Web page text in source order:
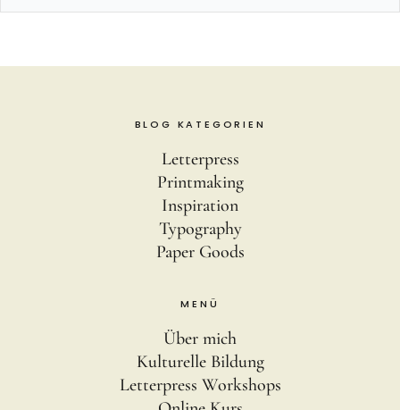
BLOG KATEGORIEN
Letterpress
Printmaking
Inspiration
Typography
Paper Goods
MENÜ
Über mich
Kulturelle Bildung
Letterpress Workshops